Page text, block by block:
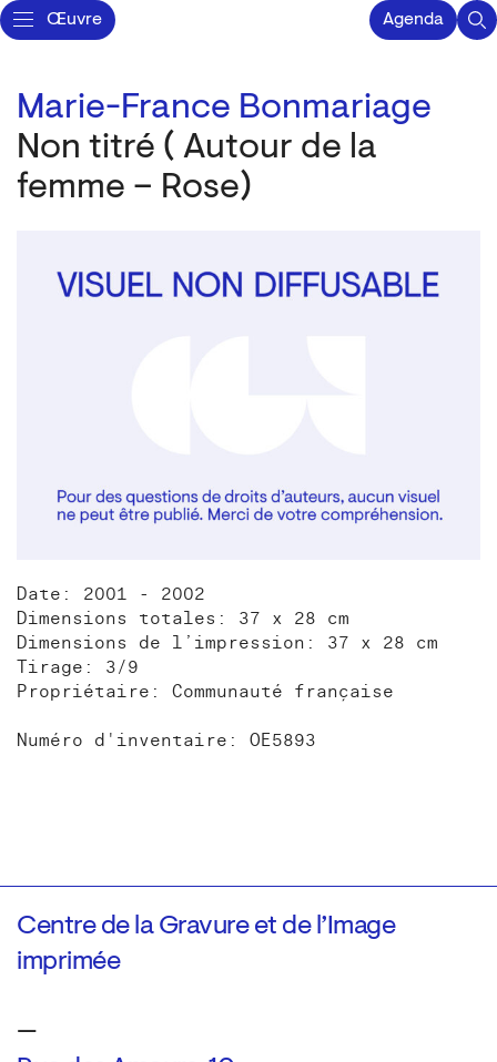
Œuvre Agenda
Marie-France Bonmariage
Non titré ( Autour de la
femme – Rose)
Date: 2001 - 2002
Dimensions totales: 37 x 28 cm
Dimensions de l’impression: 37 x 28 cm
Tirage: 3/9
Propriétaire: Communauté française
Numéro d'inventaire: OE5893
Centre de la Gravure et de l’Image
imprimée
—